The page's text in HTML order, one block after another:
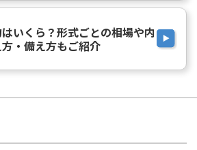
いくら？形式ごとの相場や内
・備え方もご紹介